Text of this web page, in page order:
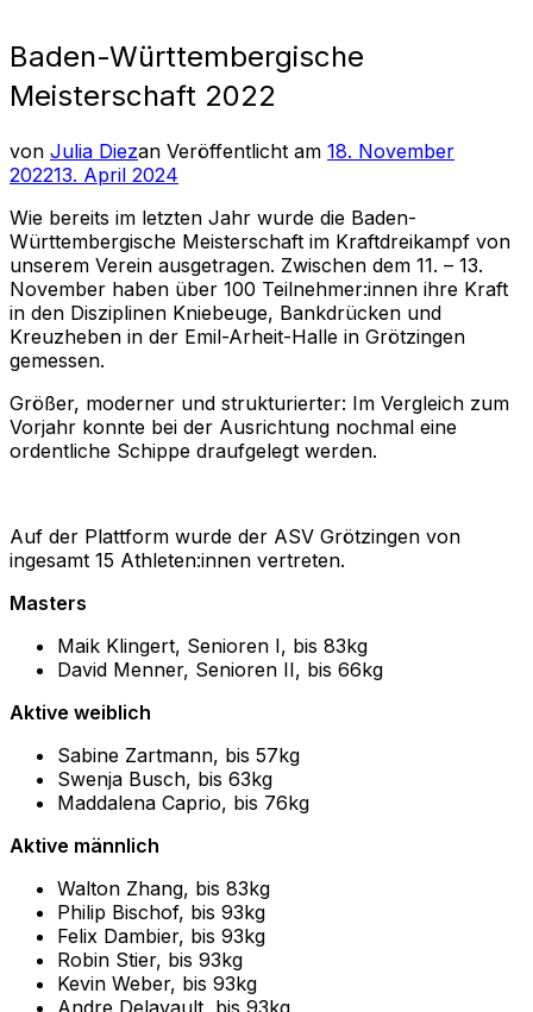
Baden-Württembergische
Meisterschaft 2022
von Julia Diezan Veröffentlicht am 18. November
202213. April 2024
Wie bereits im letzten Jahr wurde die Baden-
Württembergische Meisterschaft im Kraftdreikampf von
unserem Verein ausgetragen. Zwischen dem 11. – 13.
November haben über 100 Teilnehmer:innen ihre Kraft
in den Disziplinen Kniebeuge, Bankdrücken und
Kreuzheben in der Emil-Arheit-Halle in Grötzingen
gemessen.
Größer, moderner und strukturierter: Im Vergleich zum
Vorjahr konnte bei der Ausrichtung nochmal eine
ordentliche Schippe draufgelegt werden.
Auf der Plattform wurde der ASV Grötzingen von
ingesamt 15 Athleten:innen vertreten.
Masters
Maik Klingert, Senioren I, bis 83kg
David Menner, Senioren II, bis 66kg
Aktive weiblich
Sabine Zartmann, bis 57kg
Swenja Busch, bis 63kg
Maddalena Caprio, bis 76kg
Aktive männlich
Walton Zhang, bis 83kg
Philip Bischof, bis 93kg
Felix Dambier, bis 93kg
Robin Stier, bis 93kg
Kevin Weber, bis 93kg
Andre Delavault, bis 93kg